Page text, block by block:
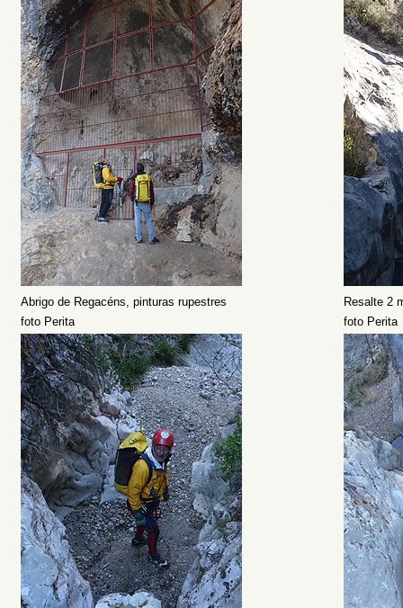
Abrigo de Regacéns, pinturas rupestres
Resalte 2
foto Perita
foto Perita